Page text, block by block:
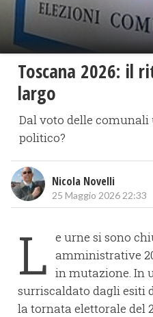
​Toscana 2026: il
largo
Dal voto delle
politico?
Nicola Novelli
25 Maggio 2026 22:33
L e urne si sono
amministrative
in mutazione. In
surriscaldato dagli esiti
la tornata elettorale del